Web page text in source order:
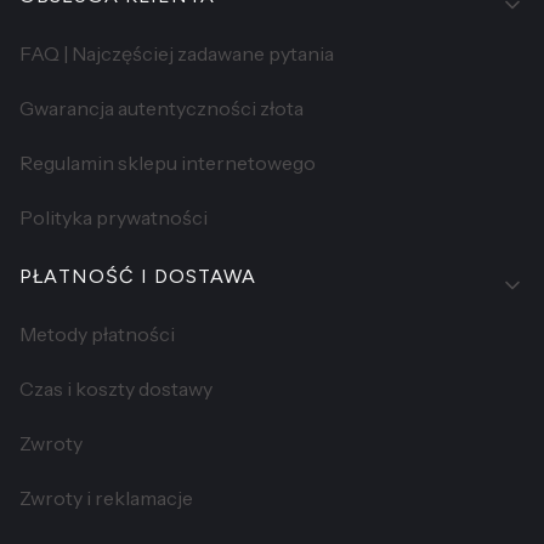
FAQ | Najczęściej zadawane pytania
Gwarancja autentyczności złota
Regulamin sklepu internetowego
Polityka prywatności
PŁATNOŚĆ I DOSTAWA
Metody płatności
Czas i koszty dostawy
Zwroty
Zwroty i reklamacje